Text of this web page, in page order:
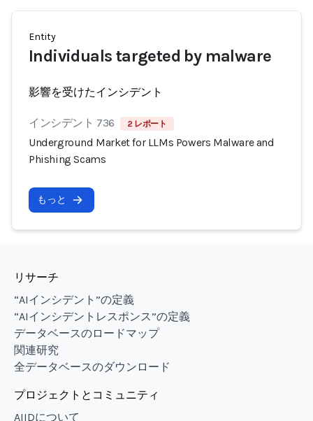
Entity
Individuals targeted by malware
影響を受けたインシデント
インシデント 736 2 レポート
Underground Market for LLMs Powers Malware and
Phishing Scams
もっと
リサーチ
“AIインシデント”の定義
“AIインシデントレスポンス”の定義
データベースのロードマップ
関連研究
全データベースのダウンロード
プロジェクトとコミュニティ
AIIDについて